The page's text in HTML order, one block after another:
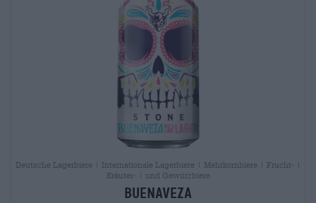
Deutsche Lagerbiere | Internationale Lagerbiere | Mehrkornbiere | Frucht- |
Kräuter- | und Gewürzbiere
Buenaveza